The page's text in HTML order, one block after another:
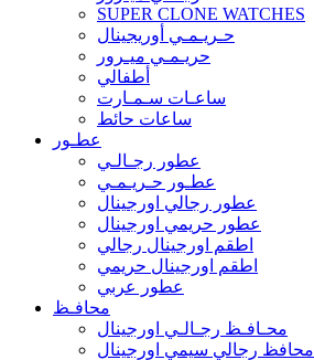
SUPER CLONE WATCHES
حـريـمـي أوريجينال
حريـمـي ميـرور
أطفالي
ساعـات سـمـارت
ساعات حائط
عطـور
عطور رجـالـي
عطـور حـريـمـي
عطور رجالي اورجينال
عطور حريمي اورجينال
اطقم اورجينال رجالي
اطقم اورجينال حريمي
عطور عربي
محافـظ
محـافـظ رجـالـي اورجينال
محافظ رجالي سيمي اورجينال